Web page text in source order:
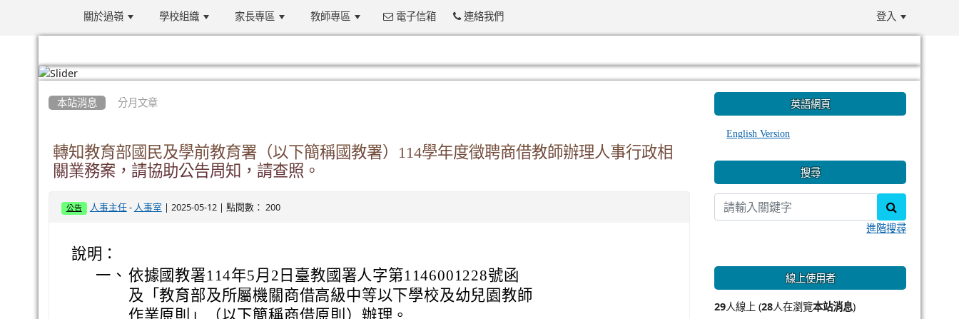
關於過嶺 學校組織 家長專區 教師專區 電子信箱 連絡我們 登入
本站消息 分月文章
轉知教育部國民及學前教育署（以下簡稱國教署）114學年度徵聘商借教師辦理人事行政相
關業務案，請協助公告周知，請查照。
公告 人事主任- 人事室 | 2025-05-12 | 點閱數： 200
說明：
一、 依據國教署114年5月2日臺教國署人字第1146001228號函
及「教育部及所屬機關商借高級中等以下學校及幼兒園教師
作業原則」（以下簡稱商借原則）辦理。
英語網頁
English Version
搜尋
進階搜尋
線上使用者
29人線上 (28人在瀏覽本站消息)